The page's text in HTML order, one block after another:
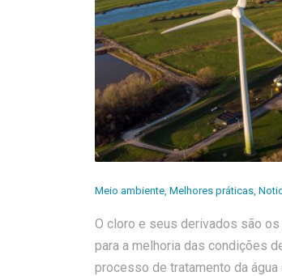
Meio ambiente Melhores práticas
O cloro e seus derivados são
para a melhoria das condições
processo de tratamento da